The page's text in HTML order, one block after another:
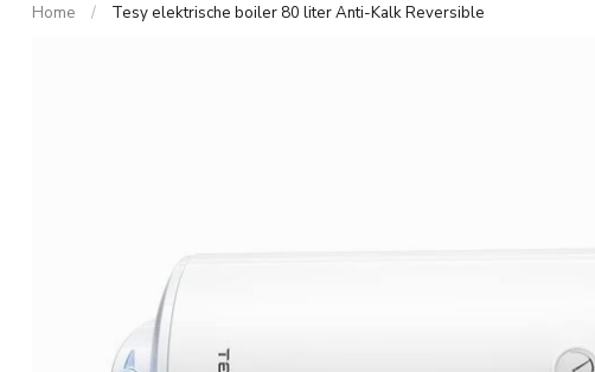
Home / Tesy elektrische boiler 80 liter Anti-Kalk Reversible